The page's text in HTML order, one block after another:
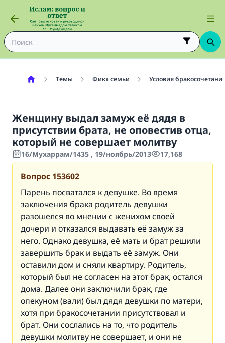
Темы Фикх семьи Условия
Женщину выдал замуж её дядя в
присутствии брата, не оповестив отца,
который не совершает молитву
16/Мухаррам/1435 , 19/ноябрь/2013 17,168
Вопрос 153602
Парень посватался к девушке. Во время
заключения брака родитель девушки
разошелся во мнении с женихом своей
дочери и отказался выдавать её замуж за
него. Однако девушка, её мать и брат решили
завершить брак и выдать её замуж. Они
оставили дом и сняли квартиру. Родитель,
который был не согласен на этот брак, остался
дома. Далее они заключили брак, где
опекуном (вали) был дядя девушки по матери,
хотя при бракосочетании присутствовал и
брат. Они сослались на то, что родитель
девушки молитву не совершает, и они не